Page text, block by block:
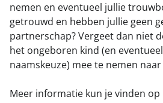
nemen en eventueel jullie
getrouwd en hebben jullie geen
partnerschap? Vergeet dan niet
het ongeboren kind (en
naamskeuze) mee te nemen
Meer informatie kun je vinden op